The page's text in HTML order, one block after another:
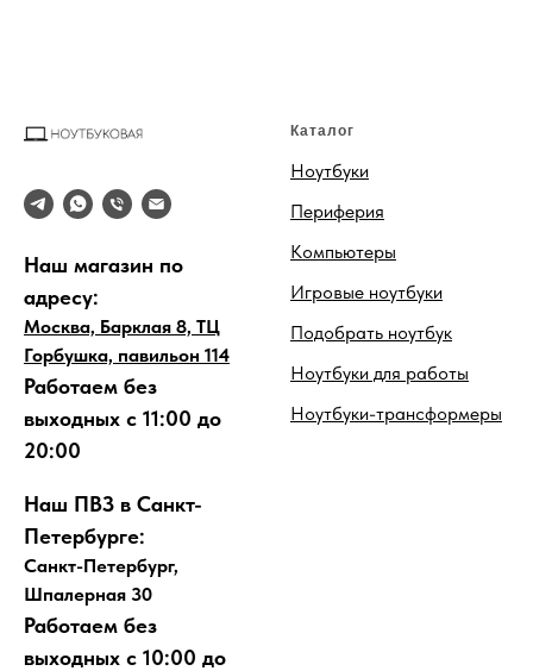
Наш магазин по
адресу:
Москва, Барклая 8, ТЦ
Горбушка, павильон 114
Работаем без
выходных с 11:00 до
20:00
Наш ПВЗ в Санкт-
Петербурге:
Санкт-Петербург,
Шпалерная 30
Работаем без
выходных с 10:00 до
Каталог
Ноутбуки
Периферия
Компьютеры
Игровые ноутбуки
Подобрать ноутбук
Ноутбуки для работы
Ноутбуки-трансформеры